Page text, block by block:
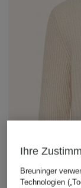
Ihre
Breuninger
Technologien